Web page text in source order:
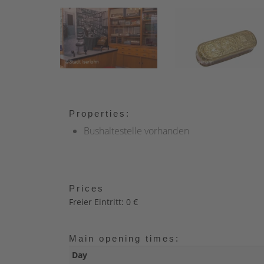
Properties:
Bushaltestelle vorhanden
Prices
Freier Eintritt: 0 €
Main opening times:
Day